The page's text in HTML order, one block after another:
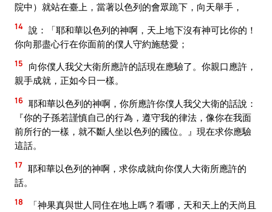
院中）就站在臺上，當著以色列的會眾跪下，向天舉手，
14 說：「耶和華以色列的神啊，天上地下沒有神可比你的！
你向那盡心行在你面前的僕人守約施慈愛；
15
向你僕人我父大衛所應許的話現在應驗了。你親口應許，
親手成就，正如今日一樣。
16 耶和華以色列的神啊，你所應許你僕人我父大衛的話說：
『你的子孫若謹慎自己的行為，遵守我的律法，像你在我面
前所行的一樣，就不斷人坐以色列的國位。』現在求你應驗
這話。
17 耶和華以色列的神啊，求你成就向你僕人大衛所應許的
話。
18
「神果真與世人同住在地上嗎？看哪，天和天上的天尚且